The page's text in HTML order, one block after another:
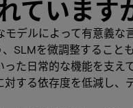
ています
デルによって有意義
SLMを微調整することも
た日常的な機能を支え
する依存度を低減し